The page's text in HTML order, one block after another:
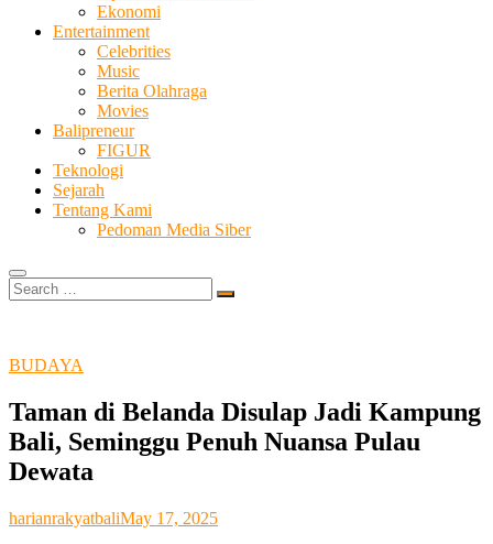
Ekonomi
Entertainment
Celebrities
Music
Berita Olahraga
Movies
Balipreneur
FIGUR
Teknologi
Sejarah
Tentang Kami
Pedoman Media Siber
Search
…
BUDAYA
Taman di Belanda Disulap Jadi Kampung
Bali, Seminggu Penuh Nuansa Pulau
Dewata
harianrakyatbaliMay 17, 2025